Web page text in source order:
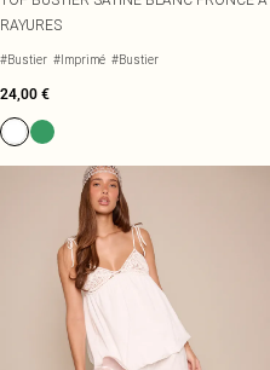
RAYURES
#Bustier #Imprimé #Bustier
24,00 €